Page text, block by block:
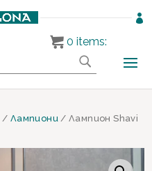

/ Лампиони/ Лампион Shavi
0 items: